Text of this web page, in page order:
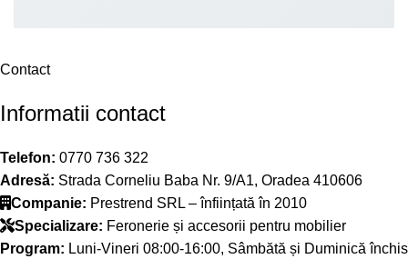
Contact
Informatii contact
Telefon: 0770 736 322
Adresă: Strada Corneliu Baba Nr. 9/A1, Oradea 410606
Companie: Prestrend SRL – înființată în 2010
Specializare: Feronerie și accesorii pentru mobilier
Program: Luni-Vineri 08:00-16:00, Sâmbătă și Duminică închis